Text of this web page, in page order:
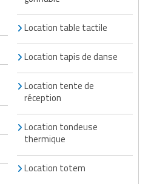
Location table tactile
Location tapis de danse
Location tente de
réception
Location tondeuse
thermique
Location totem